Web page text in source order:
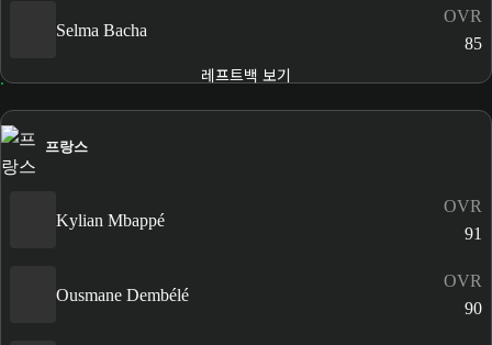
Selma Bacha
OVR
85
레프트백 보기
프랑스
Kylian Mbappé
OVR
91
Ousmane Dembélé
OVR
90